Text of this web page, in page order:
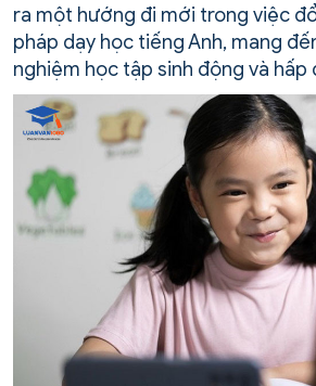
ra một hướng đi mới trong việc
pháp dạy học tiếng Anh, mang
nghiệm học tập sinh động và hấp